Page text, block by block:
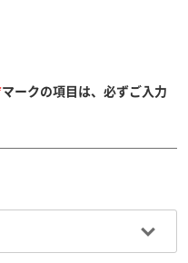
マークの項目は、必ずご入力